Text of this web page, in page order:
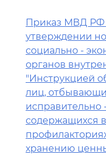
Приказ МВД РФ
утверждении
социально -
органов
"Инструкцией
лиц,
исправительно
содержащихся
хранению